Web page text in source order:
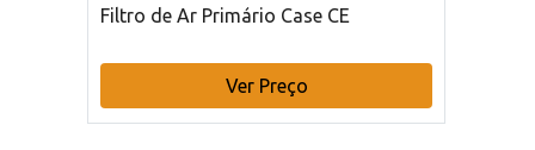
Filtro de Ar Primário Case CE
Ver Preço